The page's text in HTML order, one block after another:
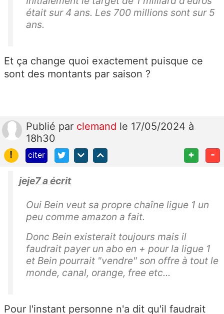
était sur 4 ans. Les 700 millions sont sur 5
ans.
Et ça change quoi exactement puisque ce
sont des montants par saison ?
Publié par clemand le 17/05/2024 à
18h30
!
citer + -
jeje7 a écrit
Oui Bein veut sa propre chaîne ligue 1 un
peu comme amazon a fait.
Donc Bein existerait toujours mais il
faudrait payer un abo en + pour la ligue 1
et Bein pourrait "vendre" son offre à tout le
monde, canal, orange, free etc...
Pour l'instant personne n'a dit qu'il faudrait